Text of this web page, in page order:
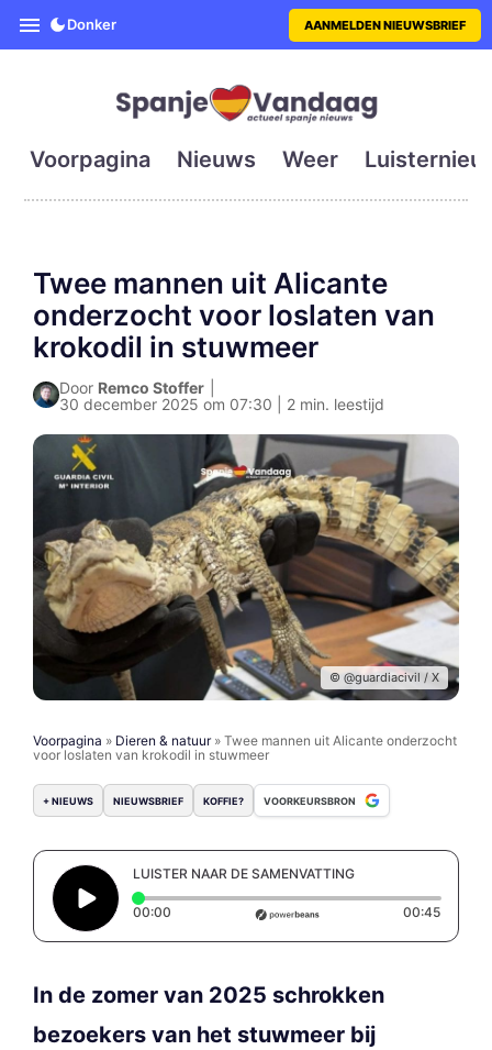
SpanjeVandaag is de eerste
Donker AANMELDEN NIEUWSBRIEF
Voorpagina Nieuws Weer
Twee mannen uit Alicante
onderzocht voor loslaten van
krokodil in stuwmeer
Door Remco Stoffer
30 december 2025 om 07:30 | 2 min. leestijd
© @guardiacivil / X
Voorpagina » Dieren & natuur» Twee mannen uit Alicante onderzocht
voor loslaten van krokodil in stuwmeer
+ NIEUWS NIEUWSBRIEF KOFFIE? VOORKEURSBRON
LUISTER NAAR DE SAMENVATTING
00:00 Elapsed time: 0 seconds 00:45
In de zomer van 2025 schrokken
bezoekers van het stuwmeer bij